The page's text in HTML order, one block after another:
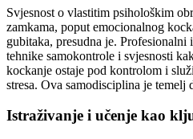
Svjesnost o vlastitim psihološkim
zamkama, poput emocionalnog
gubitaka, presudna je.
tehnike samokontrole i svjesnosti
kockanje ostaje pod kontrolom i
stresa. Ova samodisciplina je
Istraživanje i učenje kao